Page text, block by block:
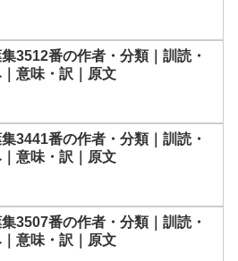
3512番の作者・分類｜訓読・
意味・訳｜原文
3441番の作者・分類｜訓読・
意味・訳｜原文
3507番の作者・分類｜訓読・
意味・訳｜原文